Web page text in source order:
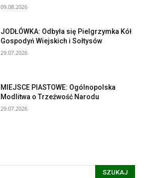
09.08.2026
JODŁÓWKA: Odbyła się Pielgrzymka Kół
Gospodyń Wiejskich i Sołtysów
29.07.2026
MIEJSCE PIASTOWE: Ogólnopolska
Modlitwa o Trzeźwość Narodu
29.07.2026
SZUKAJ